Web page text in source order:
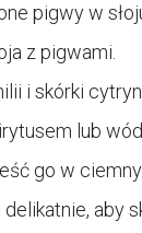
pigwy w
z pigwami.
i skórki
lub
go w
aby